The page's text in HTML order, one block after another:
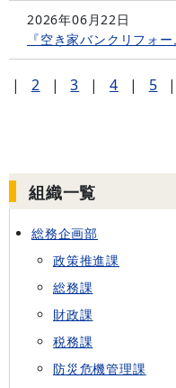
2026年06月22日
『空き家バンクリフォ
| 2 | 3 | 4 | 5 |
組織一覧
総務企画部
政策推進課
総務課
財政課
税務課
防災危機管理課